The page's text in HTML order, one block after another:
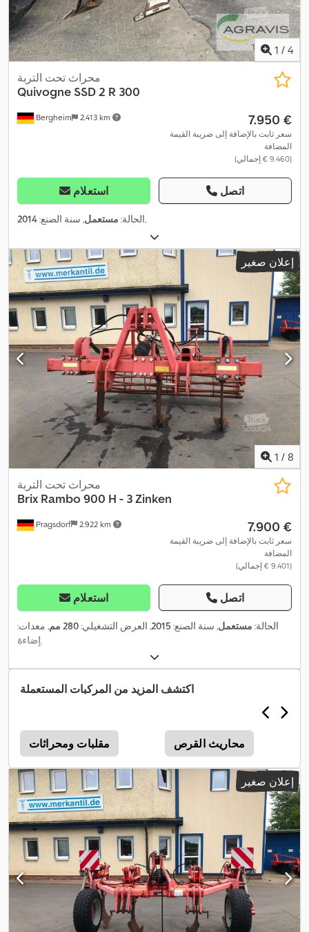
1 / 4
Bergheim 2.413 km
محراث تحت التربة
Quivogne SSD 2 R 300
‏7.950 €
سعر ثابت بالإضافة إلى ضريبة القيمة
المضافة
(‏9.460 € إجمالي)
استعلام اتصل
الحالة: مستعمل, سنة الصنع:2014 ,
إعلان صغير
1 / 8
Pragsdorf 2.922 km
محراث تحت التربة
Brix Rambo 900 H - 3 Zinken
‏7.900 €
سعر ثابت بالإضافة إلى ضريبة القيمة
المضافة
(‏9.401 € إجمالي)
استعلام اتصل
الحالة: مستعمل, سنة الصنع: 2015, العرض التشغيلي:280 مم
, معدات:
إضاءة,
اكتشف المزيد من المركبات المستعملة
مقلبات ومحراثات محاريث القرص
إعلان صغير